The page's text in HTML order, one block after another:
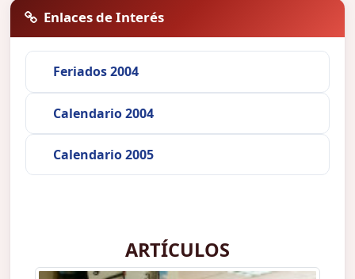
Enlaces de Interés
Feriados 2004
Calendario 2004
Calendario 2005
ARTÍCULOS